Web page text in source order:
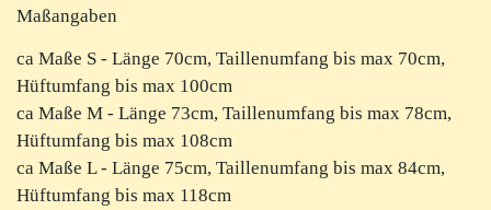
Maßangaben
ca Maße S - Länge 70cm, Taillenumfang bis max 70cm,
Hüftumfang bis max 100cm
ca Maße M - Länge 73cm, Taillenumfang bis max 78cm,
Hüftumfang bis max 108cm
ca Maße L - Länge 75cm, Taillenumfang bis max 84cm,
Hüftumfang bis max 118cm